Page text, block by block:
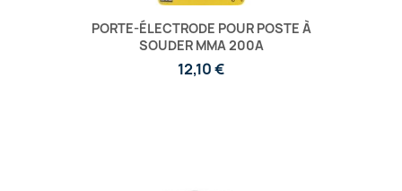
PORTE-ÉLECTRODE POUR POSTE À
SOUDER MMA 200A
12,10 €